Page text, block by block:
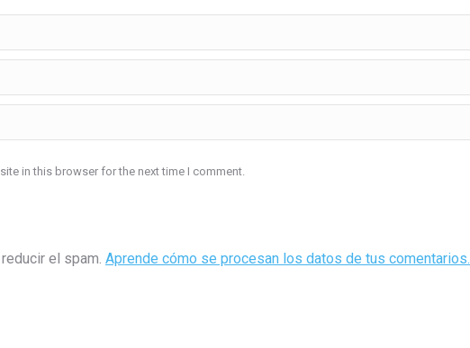
in this browser for the next time I comment.
el spam. Aprende cómo se procesan los datos de tus comentarios.